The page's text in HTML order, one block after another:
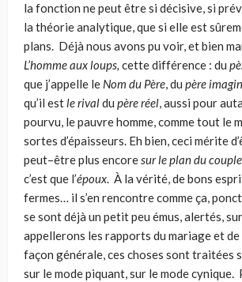
la fonction ne peut être si décisive, si
la théorie analy­tique, que si elle est
plans. Déjà nous avons pu voir, et bien
L’homme aux loups, cette différence : du
que j’appelle le Nom du Père, du père
qu’il estle rivaldu père réel, aussi pour
pourvu, le pauvre homme, comme tout le
sortes d’épaisseurs. Eh bien, ceci mérite
peut–être plus encoresur le plan du couple
c’est que l’époux. À la vérité, de bons
fermes… il s’en rencontre comme ça,
se sont déjà un petit peu émus, alertés,
appellerons les rapports du mariage et de
façon générale, ces choses sont traitées
sur le mode piquant, sur le mode